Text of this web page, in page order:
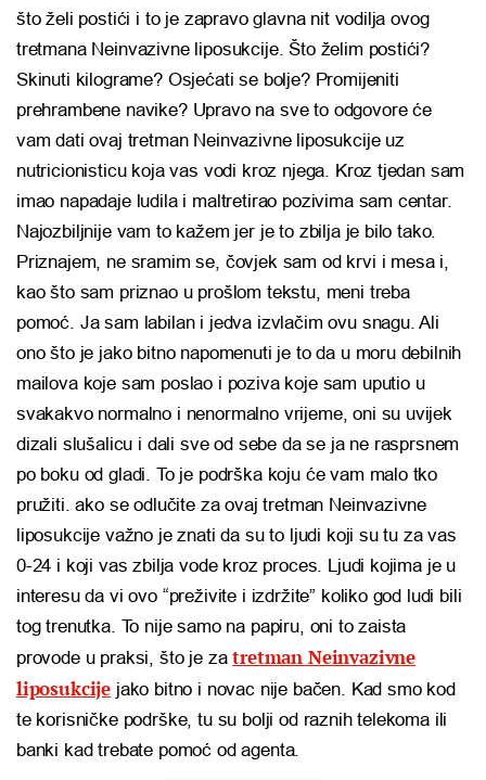
što želi postići i to je zapravo glavna nit vodilja ovog
tretmana Neinvazivne liposukcije. Što želim postići?
Skinuti kilograme? Osjećati se bolje? Promijeniti
prehrambene navike? Upravo na sve to odgovore će
vam dati ovaj tretman Neinvazivne liposukcije uz
nutricionisticu koja vas vodi kroz njega. Kroz tjedan sam
imao napadaje ludila i maltretirao pozivima sam centar.
Najozbiljnije vam to kažem jer je to zbilja je bilo tako.
Priznajem, ne sramim se, čovjek sam od krvi i mesa i,
kao što sam priznao u prošlom tekstu, meni treba
pomoć. Ja sam labilan i jedva izvlačim ovu snagu. Ali
ono što je jako bitno napomenuti je to da u moru debilnih
mailova koje sam poslao i poziva koje sam uputio u
svakakvo normalno i nenormalno vrijeme, oni su uvijek
dizali slušalicu i dali sve od sebe da se ja ne rasprsnem
po boku od gladi. To je podrška koju će vam malo tko
pružiti. ako se odlučite za ovaj tretman Neinvazivne
liposukcije važno je znati da su to ljudi koji su tu za vas
0-24 i koji vas zbilja vode kroz proces. Ljudi kojima je u
interesu da vi ovo “preživite i izdržite” koliko god ludi bili
tog trenutka. To nije samo na papiru, oni to zaista
provode u praksi, što je zatretman Neinvazivne
liposukcije jako bitno i novac nije bačen. Kad smo kod
te korisničke podrške, tu su bolji od raznih telekoma ili
banki kad trebate pomoć od agenta.